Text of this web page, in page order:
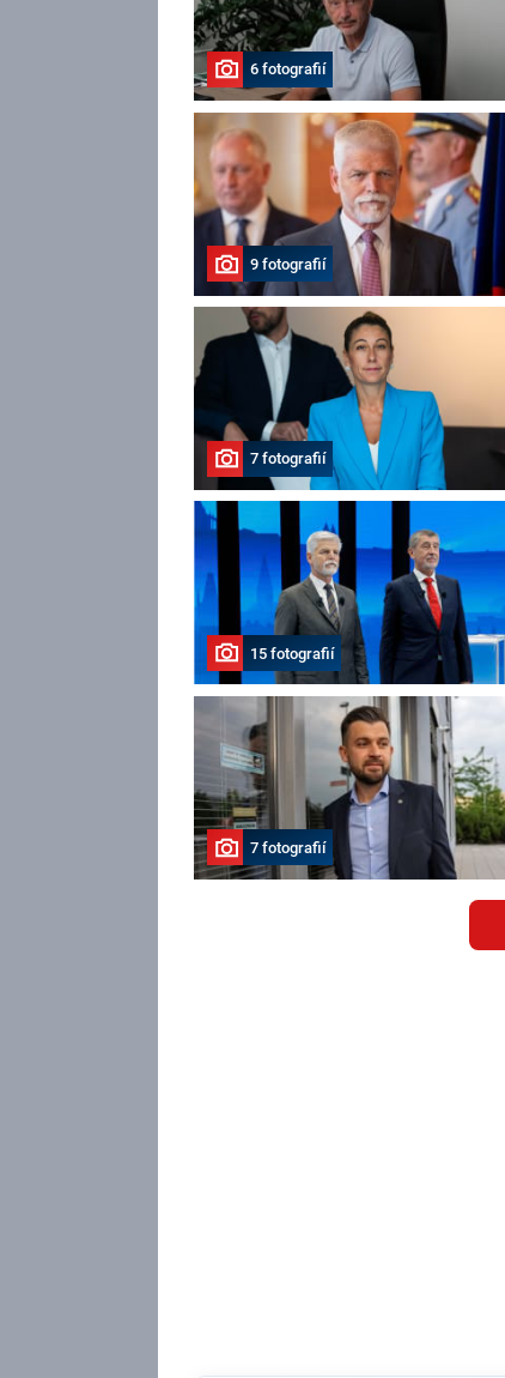
6 fotografií
9 fotografií
7 fotografií
15 fotografií
7 fotografií